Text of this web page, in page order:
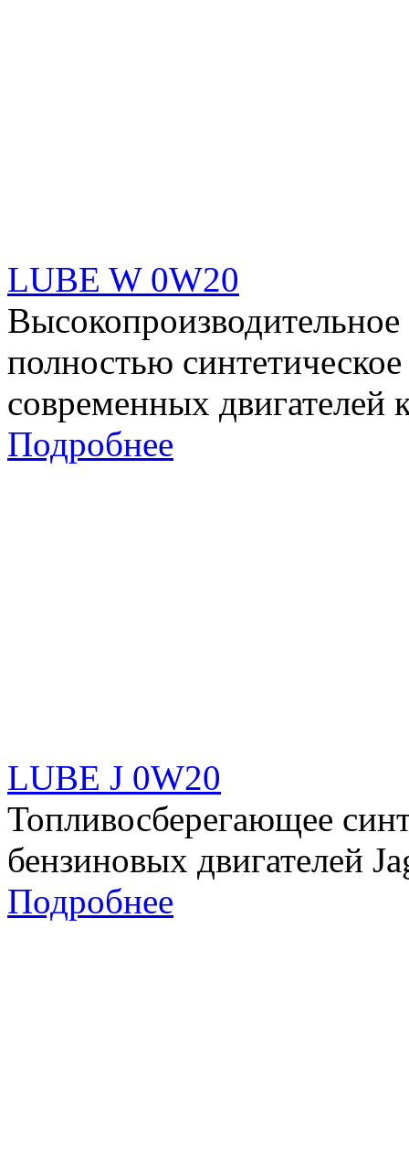
LUBE W 0W20
полностью
современных двигателей
Подробнее
LUBE J 0W20
Топливосберегающее
бензиновых двигателей
Подробнее